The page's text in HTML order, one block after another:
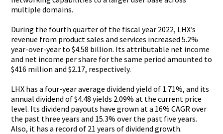
multiple domains.
During the fourth quarter of the fiscal year 2022, LHX’s
revenue from product sales and services increased 5.2%
year-over-­year to $4.58 billion. Its attributab­le net income
and net income per share for the same period amounted to
$416 million and $2.17, respective­ly.
LHX has a four-year average dividend yield of 1.71%, and its
annual dividend of $4.48 yields 2.09% at the current price
level. Its dividend payouts have grown at a 16% CAGR over
the past three years and 15.3% over the past five years.
Also, it has a record of 21 years of dividend growth.